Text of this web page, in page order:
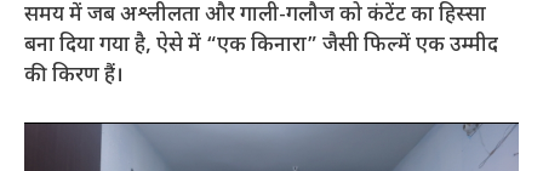
समय में जब अश्लीलता और गाली-गलौज को कंटेंट का हिस्सा
बना दिया गया है, ऐसे में “एक किनारा” जैसी फिल्में एक उम्मीद
की किरण हैं।